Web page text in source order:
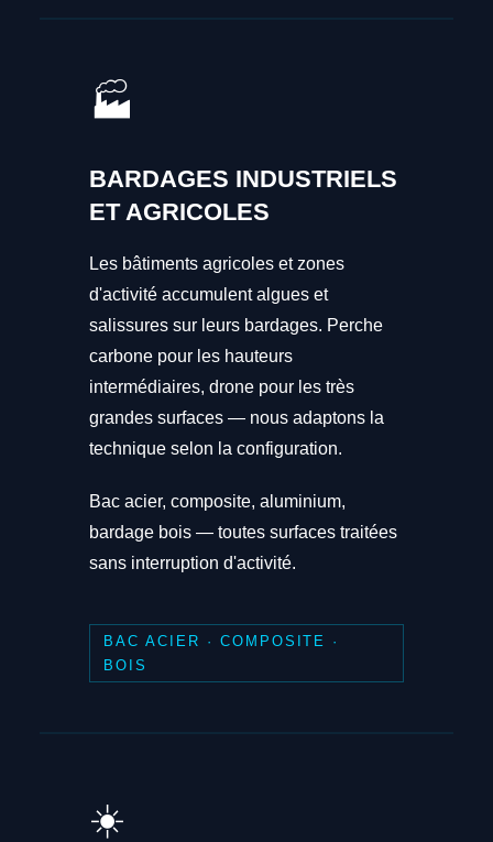
🏭
BARDAGES INDUSTRIELS
ET AGRICOLES
Les bâtiments agricoles et zones
d'activité accumulent algues et
salissures sur leurs bardages. Perche
carbone pour les hauteurs
intermédiaires, drone pour les très
grandes surfaces — nous adaptons la
technique selon la configuration.
Bac acier, composite, aluminium,
bardage bois — toutes surfaces traitées
sans interruption d'activité.
BAC ACIER · COMPOSITE ·
BOIS
☀️